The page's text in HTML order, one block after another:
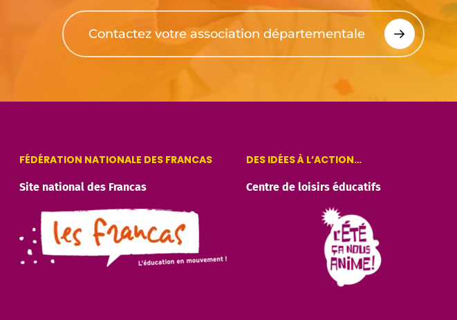
Contactez votre association départementale
FÉDÉRATION NATIONALE DES FRANCAS
Site national des Francas
DES IDÉES À L’ACTION…
Centre de loisirs éducatifs